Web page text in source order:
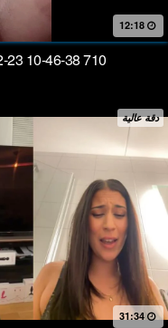
12:18
23 10-46-38 710
دقة عالية
31:34